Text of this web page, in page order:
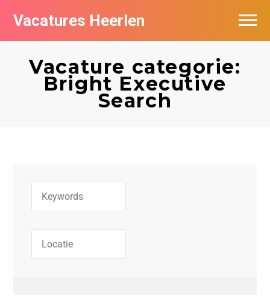
Vacatures Heerlen
Vacature categorie:
Bright Executive
Search
Vacatures per bedrijf in Heerlen
De populairste vacatures in Heerlen